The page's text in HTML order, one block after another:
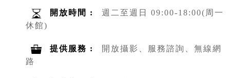
開放時間 :
週二至週日 09:00-18:00(周一
休館)
提供服務 :
開放攝影、服務諮詢、無線網
路